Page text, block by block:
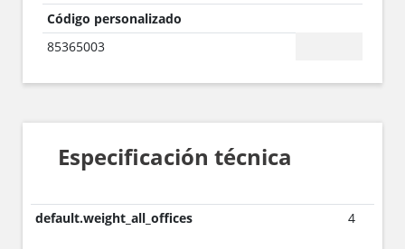
Código personalizado
85365003
Especificación técnica
default.weight_all_offices 4